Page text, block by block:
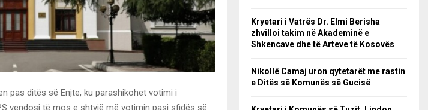
pas ditës së Enjte, ku parashikohet votimi i
vendosi të mos e shtyjë më votimin pasi sfidës së
Kryetari i Vatrës Dr. Elmi Berisha
zhvilloi takim në Akademinë e
Shkencave dhe të Arteve të Kosovës
Nikollë Camaj uron qytetarët me rastin
e Ditës së Komunës së Gucisë